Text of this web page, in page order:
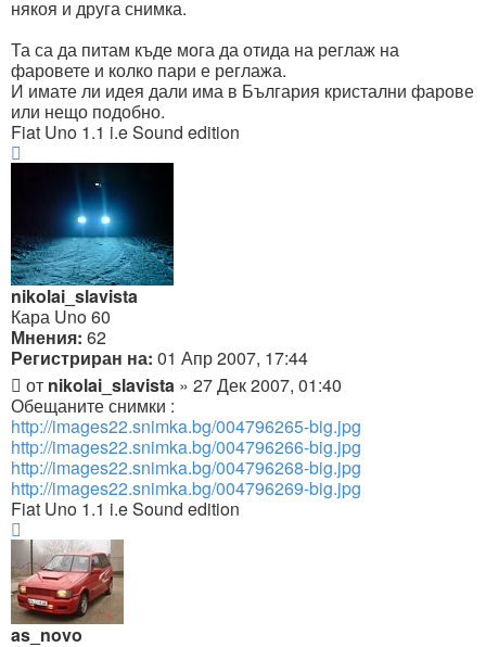
някоя и друга снимка.
Та са да питам къде мога да отида на реглаж на
фаровете и колко пари е реглажа.
И имате ли идея дали има в България кристални фарове
или нещо подобно.
Fiat Uno 1.1 i.e Sound edition
началото
nikolai_slavista
Кара Uno 60
Мнения: 62
Регистриран на: 01 Апр 2007, 17:44
Мнение
от nikolai_slavista » 27 Дек 2007, 01:40
Обещаните снимки :
http://images22.snimka.bg/004796265-big.jpg
http://images22.snimka.bg/004796266-big.jpg
http://images22.snimka.bg/004796268-big.jpg
http://images22.snimka.bg/004796269-big.jpg
Fiat Uno 1.1 i.e Sound edition
се
в
началото
as_novo